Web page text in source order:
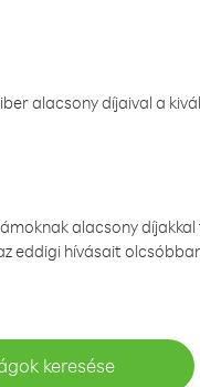
alacsony díjaival a
alacsony
eddigi hívásait
keresése